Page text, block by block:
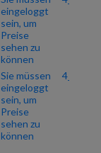
eingeloggt
sein, um
Preise
sehen zu
können
Sie müssen
eingeloggt
sein, um
Preise
sehen zu
können
4_06